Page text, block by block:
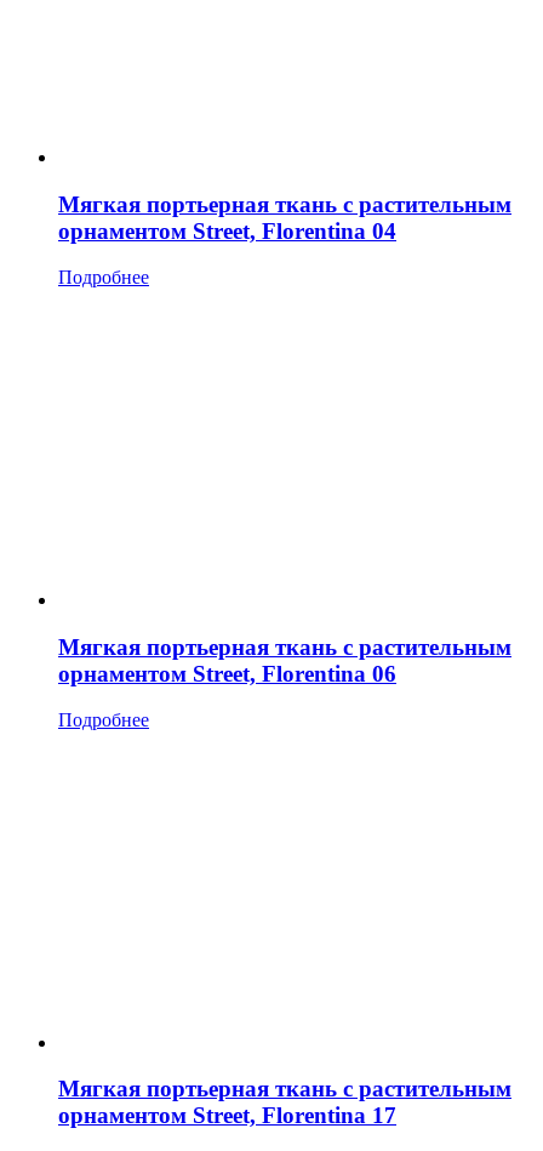
Мягкая портьерная ткань с растительным
орнаментом Street, Florentina 04
Подробнее
Мягкая портьерная ткань с растительным
орнаментом Street, Florentina 06
Подробнее
Мягкая портьерная ткань с растительным
орнаментом Street, Florentina 17